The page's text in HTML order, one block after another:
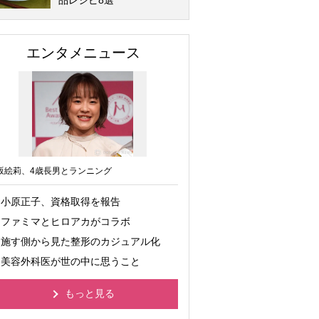
エンタメニュース
絵莉、4歳長男とランニング
小原正子、資格取得を報告
ファミマとヒロアカがコラボ
施す側から見た整形のカジュアル化
美容外科医が世の中に思うこと
もっと見る